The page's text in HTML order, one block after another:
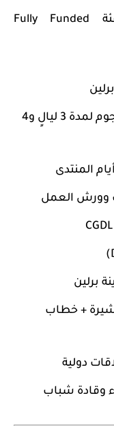
Fully Funded
🏨 إقامة مشتركة في فندق 4 نجوم لمدة 3 ليالٍ و4
المنتدى
وورش العمل
برلين
+ خطاب
دولية
وقادة شباب